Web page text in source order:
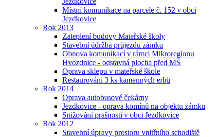
Místní komunikace na parcele č. 152 v obci
Jezdkovice
Rok 2013
Zateplení budovy Mateřské školy
Stavební údržba průjezdu zámku
Obnova komunikací v rámci Mikroregionu
Hvozdnice - odstavná plocha před MŠ
Oprava sklepu v mateřské škole
Restaurování 3 ks kamenných erbů
Rok 2014
Oprava autobusové čekárny
Jezdkovice - oprava komínů na objektu zámku
Snižování prašnosti v obci Jezdkovice
Rok 2012
Stavební úpravy prostoru vnitřního schodiště